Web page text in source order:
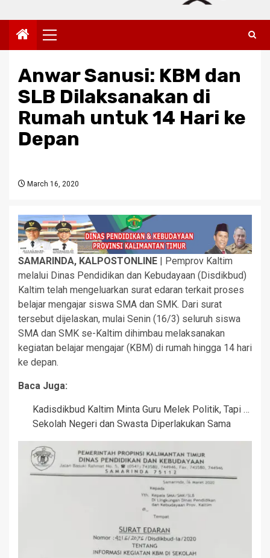
Primary
Menu
Anwar Sanusi: KBM dan
SLB Dilaksanakan di
Rumah untuk 14 Hari ke
Depan
March 16, 2020
SAMARINDA, KALPOSTONLINE | Pemprov Kaltim
melalui Dinas Pendidikan dan Kebudayaan (Disdikbud)
Kaltim telah mengeluarkan surat edaran terkait proses
belajar mengajar siswa SMA dan SMK. Dari surat
tersebut dijelaskan, mulai Senin (16/3) seluruh siswa
SMA dan SMK se-Kaltim dihimbau melaksanakan
kegiatan belajar mengajar (KBM) di rumah hingga 14 hari
ke depan.
Baca Juga:
Kadisdikbud Kaltim Minta Guru Melek Politik, Tapi …
Sekolah Negeri dan Swasta Diperlakukan Sama